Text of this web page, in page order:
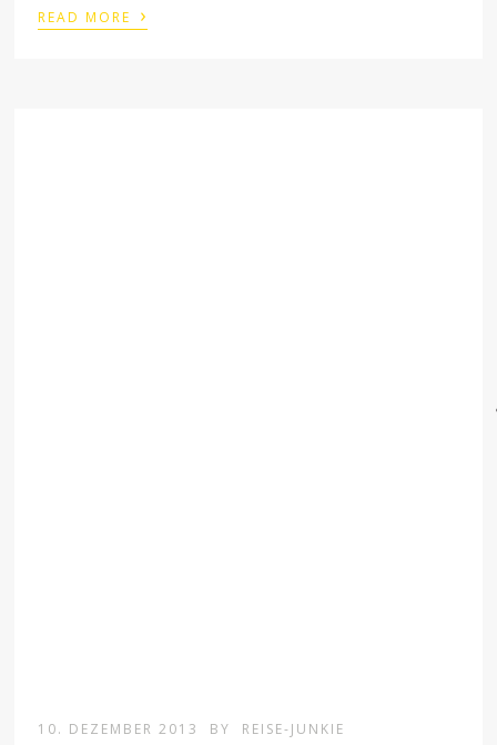
READ MORE ›
10. DEZEMBER 2013 BY REISE-JUNKIE